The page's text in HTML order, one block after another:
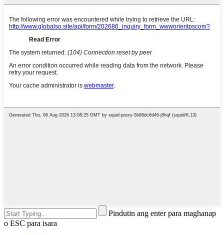
Pindutin ang enter para maghanap
o ESC para isara